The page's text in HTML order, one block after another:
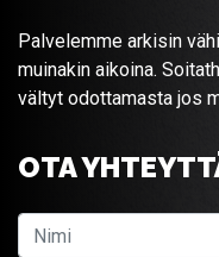
Palvelemme arkisin
muinakin aikoina.
vältyt odottamasta jos
OTA